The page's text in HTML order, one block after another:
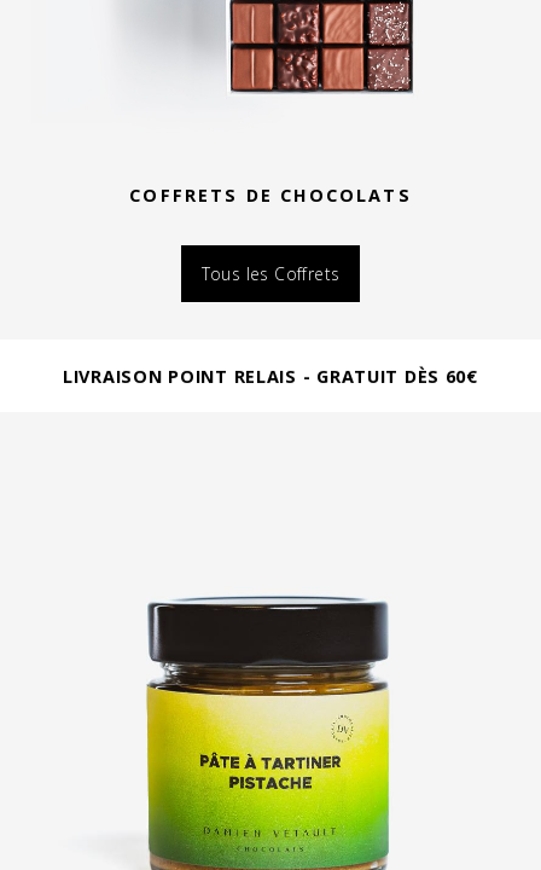
COFFRETS DE CHOCOLATS
Tous les Coffrets
LIVRAISON POINT RELAIS - GRATUIT DÈS 60€